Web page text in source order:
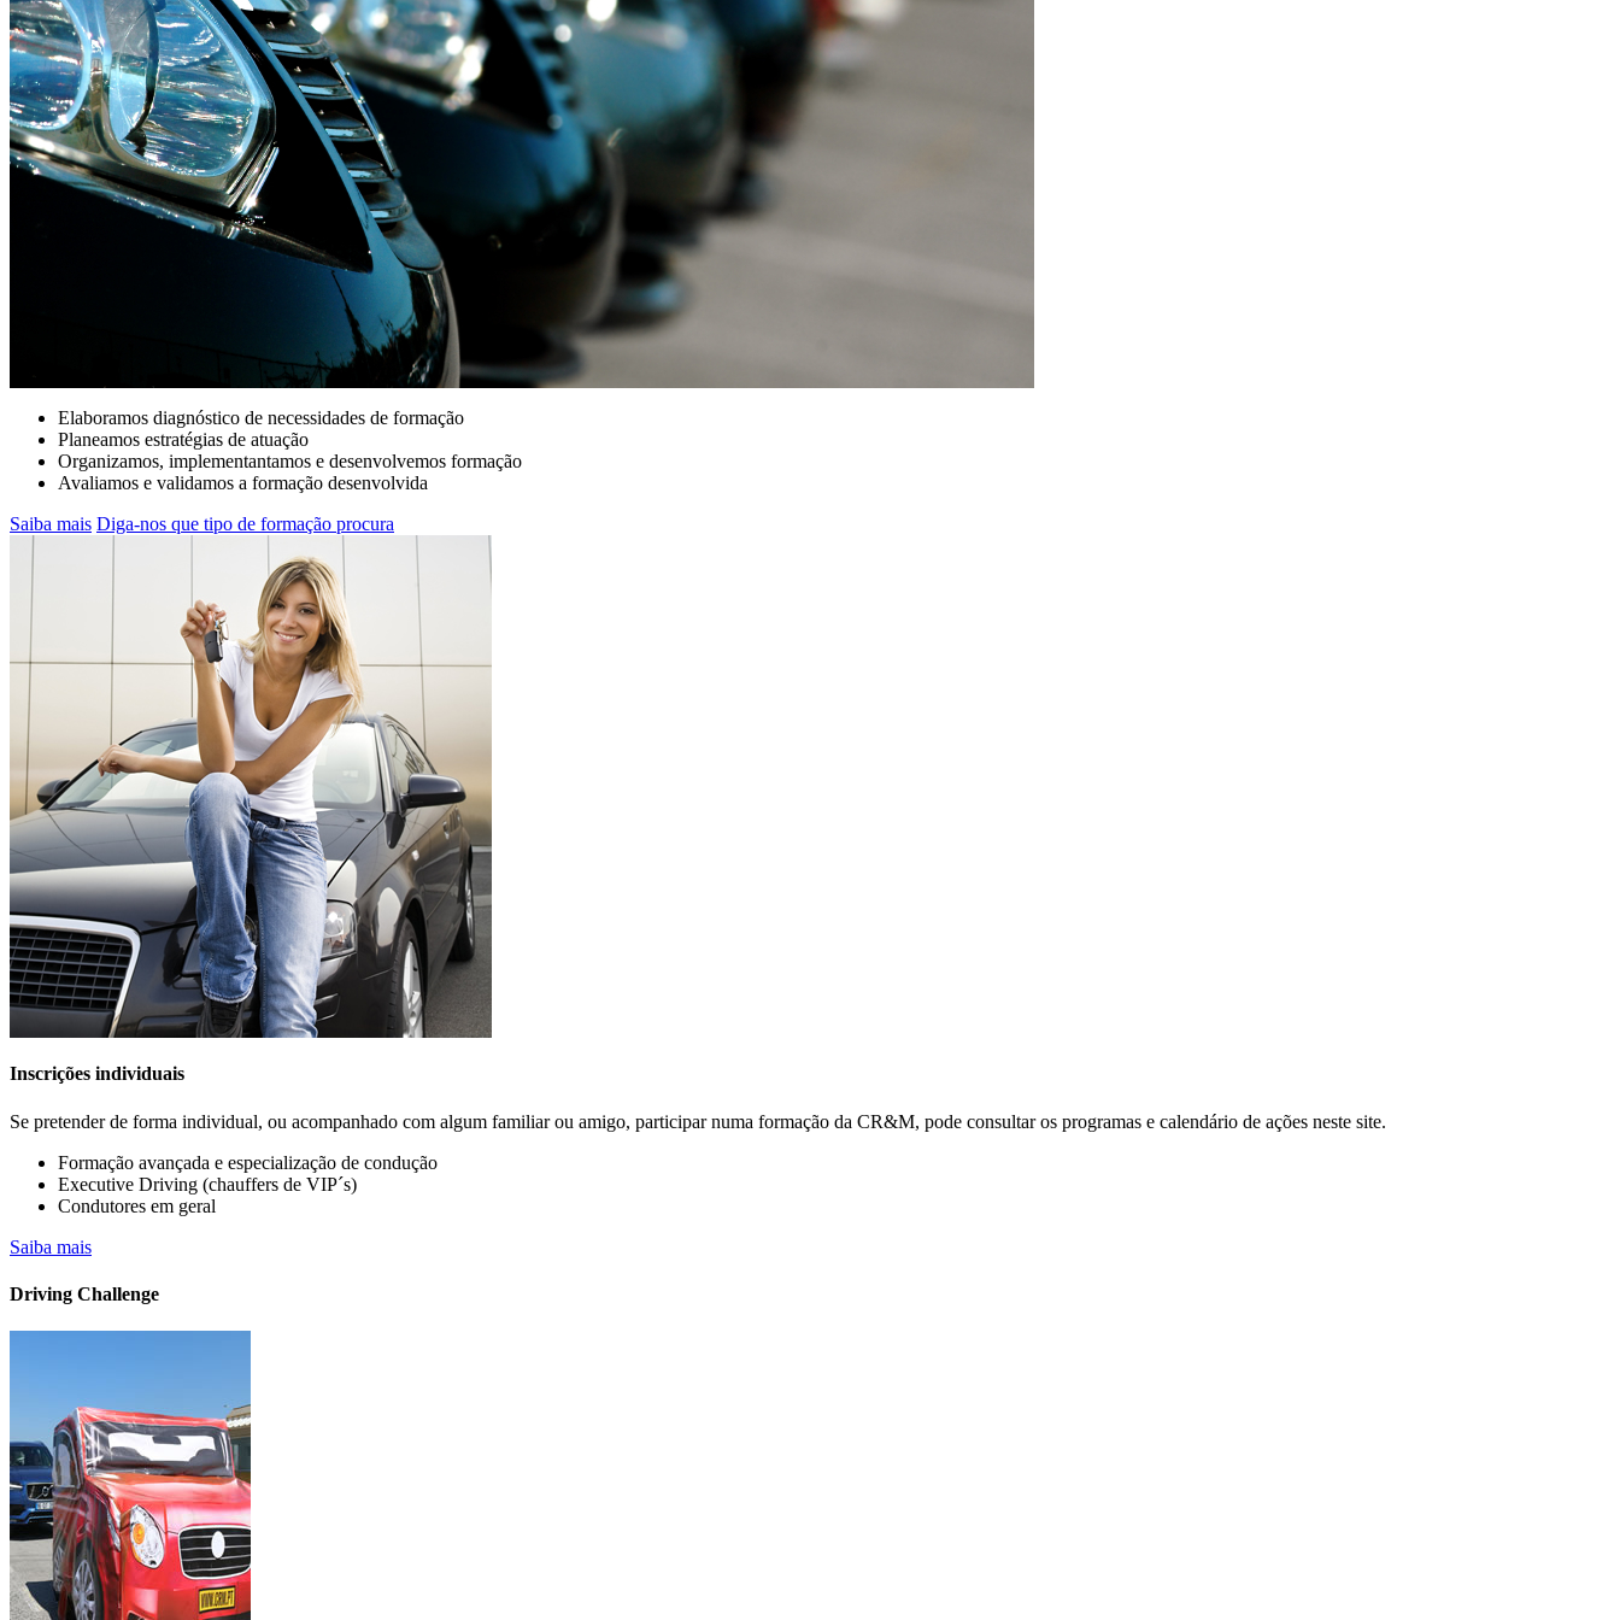
CONDUÇÃO DE VIATURAS ELÉTRICAS E PHEV
SAIBA MAIS AQUI....Em parceria com a Academia Brisa
de Condução, a CR&M iniciou o processo de formação
dos condutores de viaturas elétricas da frota Controlauto
JÁ SÓ TEM 5 PONTOS NA CARTA? O QUE FAZER….
SAIBA MAIS AQUI... Inscreva-se na CR&M para
a ação de formação de Segurança Rodoviária
ANSR que inclui módulos práticos !
A sua empresa já possui veículos elétricos na frota?
ELÉTRICAS E HÍBRIDAS OU "PLUGIN" (PHEV).
Elaboramos diagnóstico de necessidades de formação
Planeamos estratégias de atuação
Organizamos, implementantamos e desenvolvemos formação
Avaliamos e validamos a formação desenvolvida
Saiba mais Diga-nos que tipo de formação procura
Inscrições individuais
Se pretender de forma individual, ou acompanhado com algum familiar ou amigo, participar numa formação da CR&M, pode consultar os programas e calendário de ações neste site.
Formação avançada e especialização de condução
Executive Driving (chauffers de VIP´s)
Condutores em geral
Saiba mais
Driving Challenge